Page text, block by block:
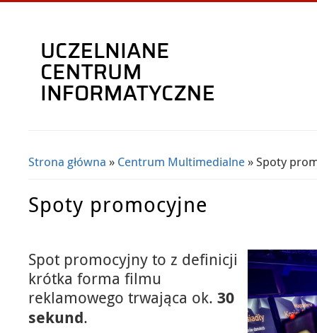
Jesteś tutaj
Strona główna » Centrum Multimedialne » Spoty
Spoty promocyjne
Spot promocyjny to z definicji
krótka forma filmu
reklamowego trwająca ok. 30
sekund.